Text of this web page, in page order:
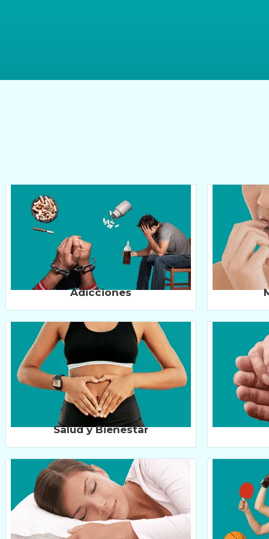
Adicciones
Salud y Bienestar